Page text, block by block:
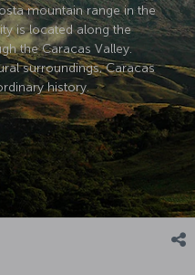
mountain range in the
is located along the
the Caracas Valley.
surroundings, Caracas
history.